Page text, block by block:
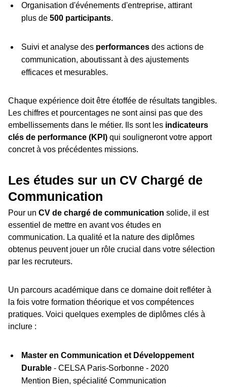
Organisation d'événements d'entreprise, attirant
plus de 500 participants.
Suivi et analyse des performancesdes actions de
communication, aboutissant à des ajustements
efficaces et mesurables.
Chaque expérience doit être étoffée de résultats tangibles.
Les chiffres et pourcentages ne sont ainsi pas que des
embellissements dans le métier. Ils sont les indicateurs
clés de performance (KPI) qui souligneront votre apport
concret à vos précédentes missions.
Les études sur un CV Chargé de
Communication
Pour un CV de chargé de communication solide, il est
essentiel de mettre en avant vos études en
communication. La qualité et la nature des diplômes
obtenus peuvent jouer un rôle crucial dans votre sélection
par les recruteurs.
Un parcours académique dans ce domaine doit refléter à
la fois votre formation théorique et vos compétences
pratiques. Voici quelques exemples de diplômes clés à
inclure :
Master en Communication et Développement
Durable- CELSA Paris-Sorbonne - 2020
Mention Bien, spécialité Communication